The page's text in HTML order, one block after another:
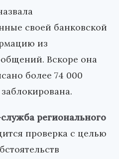
своей банковской
из
Вскоре она
более 74 000
регионального
проверка с целью